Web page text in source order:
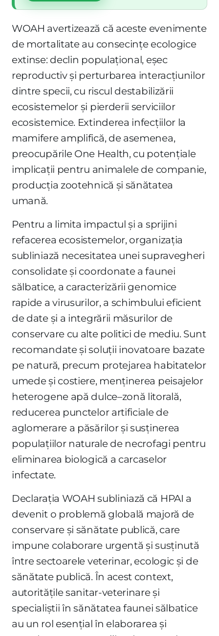
WOAH avertizează că aceste evenimente
de mortalitate au consecințe ecologice
extinse: declin populațional, eșec
reproductiv și perturbarea interacțiunilor
dintre specii, cu riscul destabilizării
ecosistemelor și pierderii serviciilor
ecosistemice. Extinderea infecțiilor la
mamifere amplifică, de asemenea,
preocupările One Health, cu potențiale
implicații pentru animalele de companie,
producția zootehnică și sănătatea
umană.
Pentru a limita impactul și a sprijini
refacerea ecosistemelor, organizația
subliniază necesitatea unei supravegheri
consolidate și coordonate a faunei
sălbatice, a caracterizării genomice
rapide a virusurilor, a schimbului eficient
de date și a integrării măsurilor de
conservare cu alte politici de mediu. Sunt
recomandate și soluții inovatoare bazate
pe natură, precum protejarea habitatelor
umede și costiere, menținerea peisajelor
heterogene apă dulce–zonă litorală,
reducerea punctelor artificiale de
aglomerare a păsărilor și susținerea
populațiilor naturale de necrofagi pentru
eliminarea biologică a carcaselor
infectate.
Declarația WOAH subliniază că HPAI a
devenit o problemă globală majoră de
conservare și sănătate publică, care
impune colaborare urgentă și susținută
între sectoarele veterinar, ecologic și de
sănătate publică. În acest context,
autoritățile sanitar-veterinare și
specialiștii în sănătatea faunei sălbatice
au un rol esențial în elaborarea și